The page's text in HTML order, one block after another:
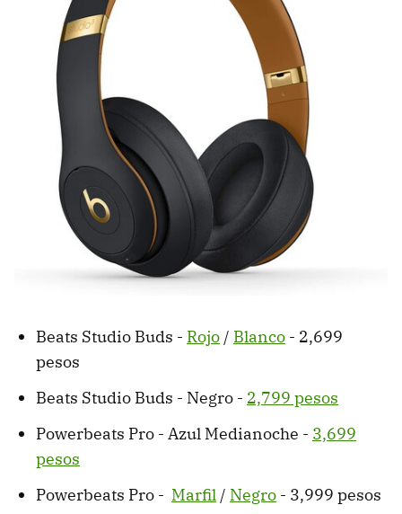
Beats Studio Buds - Rojo / Blanco - 2,699
pesos
Beats Studio Buds - Negro - 2,799 pesos
Powerbeats Pro - Azul Medianoche - 3,699
pesos
Powerbeats Pro - Marfil / Negro - 3,999 pesos